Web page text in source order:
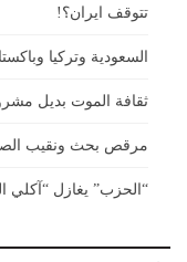
تتوقف ايران؟!
السعودية وتركيا
ثقافة الموت بديل
مرقص بحث ونقيب
“الحزب” يغازل “آكلي